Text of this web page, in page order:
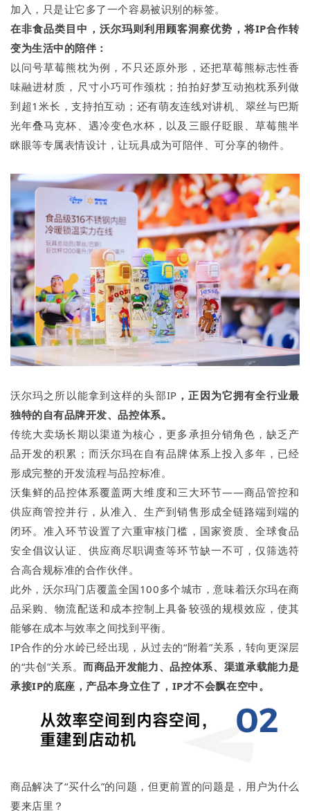
加入，只是让它多了一个容易被识别的标签。
在非食品类目中，沃尔玛则利用顾客洞察优势，将IP合作转
变为生活中的陪伴：
以问号草莓熊枕为例，不只还原外形，还把草莓熊标志性香
味融进材质，尺寸小巧可作颈枕；拍拍好梦互动抱枕系列做
到超1米长，支持拍互动；还有萌友连线对讲机、翠丝与巴斯
光年叠马克杯、遇冷变色水杯，以及三眼仔眨眼、草莓熊半
眯眼等专属表情设计，让玩具成为可陪伴、可分享的物件。
沃尔玛之所以能拿到这样的头部IP ，正因为它拥有全行业最
独特的自有品牌开发、品控体系。
传统大卖场长期以渠道为核心，更多承担分销角色，缺乏产
品开发的积累；而沃尔玛在自有品牌体系上投入多年，已经
形成完整的开发流程与品控标准。
沃集鲜的品控体系覆盖两大维度和三大环节——商品管控和
供应商管控并行，从准入、生产到销售形成全链路端到端的
闭环。准入环节设置了六重审核门槛，国家资质、全球食品
安全倡议认证、供应商尽职调查等环节缺一不可，仅筛选符
合高合规标准的合作伙伴。
此外，沃尔玛门店覆盖全国100多个城市，意味着沃尔玛在商
品采购、物流配送和成本控制上具备较强的规模效应，使其
能够在成本与效率之间找到平衡。
IP合作的分水岭已经出现，从过去的“附着”关系，转向更深层
的“共创”关系。而商品开发能力、品控体系、渠道承载能力是
承接IP的底座，产品本身立住了， IP才不会飘在空中。
商品解决了“买什么”的问题，但更前置的问题是，用户为什么
要来店里？